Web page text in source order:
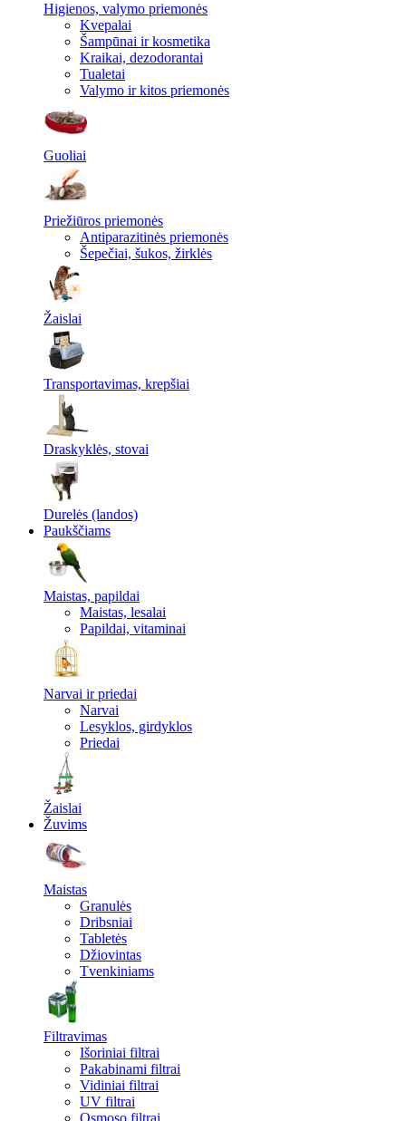
Higienos, valymo priemonės
Kvepalai
Šampūnai ir kosmetika
Kraikai, dezodorantai
Tualetai
Valymo ir kitos priemonės
Guoliai
Priežiūros priemonės
Antiparazitinės priemonės
Šepečiai, šukos, žirklės
Žaislai
Transportavimas, krepšiai
Draskyklės, stovai
Durelės (landos)
Paukščiams
Maistas, papildai
Maistas, lesalai
Papildai, vitaminai
Narvai ir priedai
Narvai
Lesyklos, girdyklos
Priedai
Žaislai
Žuvims
Maistas
Granulės
Dribsniai
Tabletės
Džiovintas
Tvenkiniams
Filtravimas
Išoriniai filtrai
Pakabinami filtrai
Vidiniai filtrai
UV filtrai
Osmoso filtrai